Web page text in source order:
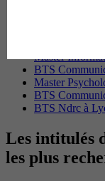
BTS Tourisme
BTS Tourisme
Master
BTS
Master
BTS
BTS Ndrc à
Les intitulés
les plus